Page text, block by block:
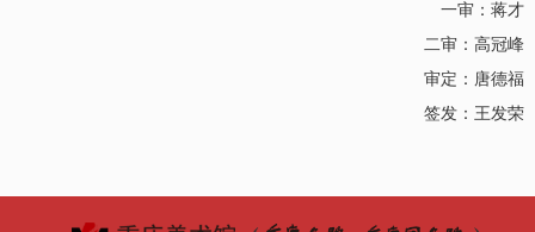
一审：蒋才
二审：高冠峰
审定：唐德福
签发：王发荣